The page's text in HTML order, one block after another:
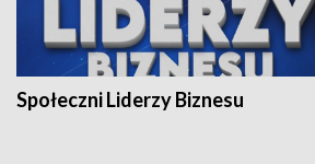
Społeczni Liderzy Biznesu